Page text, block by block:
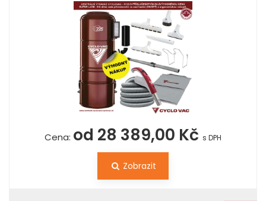
Cena: od 28 389,00 Kč s DPH
Zobrazit